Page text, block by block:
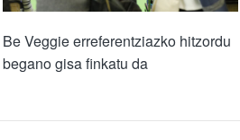
Be Veggie erreferentziazko hitzordu
begano gisa finkatu da